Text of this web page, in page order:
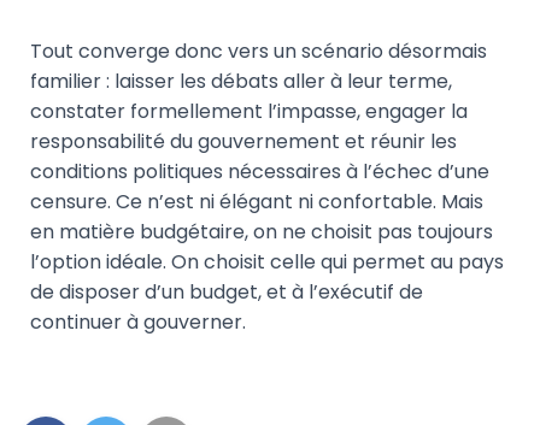
Tout converge donc vers un scénario désormais
familier : laisser les débats aller à leur terme,
constater formellement l’impasse, engager la
responsabilité du gouvernement et réunir les
conditions politiques nécessaires à l’échec d’une
censure. Ce n’est ni élégant ni confortable. Mais
en matière budgétaire, on ne choisit pas toujours
l’option idéale. On choisit celle qui permet au pays
de disposer d’un budget, et à l’exécutif de
continuer à gouverner.